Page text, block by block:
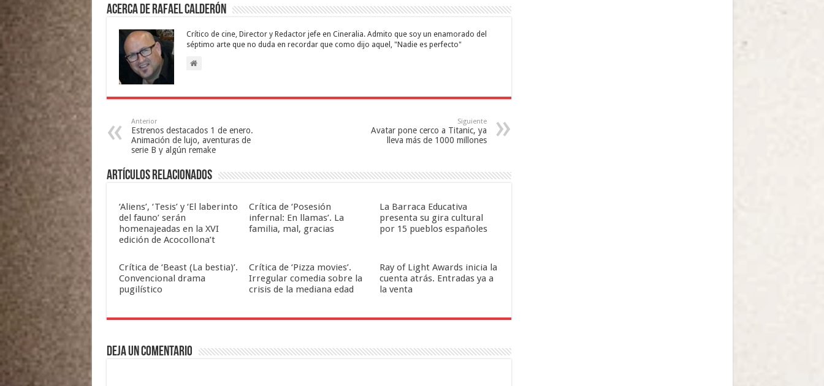
Acerca de Rafael Calderón
Crítico de cine, Director y Redactor jefe en Cineralia. Admito que soy un enamorado del
séptimo arte que no duda en recordar que como dijo aquel, "Nadie es perfecto"
Anterior
Estrenos destacados 1 de enero.
Animación de lujo, aventuras de
serie B y algún remake
Siguiente
Avatar pone cerco a Titanic, ya
lleva más de 1000 millones
Artículos relacionados
‘Aliens’, ‘Tesis’ y ‘El laberinto
del fauno’ serán
homenajeadas en la XVI
edición de Acocollona’t
Crítica de ‘Posesión
infernal: En llamas’. La
familia, mal, gracias
La Barraca Educativa
presenta su gira cultural
por 15 pueblos españoles
Crítica de ‘Beast (La bestia)’.
Convencional drama
pugilístico
Crítica de ‘Pizza movies’.
Irregular comedia sobre la
crisis de la mediana edad
Ray of Light Awards inicia la
cuenta atrás. Entradas ya a
la venta
Deja un comentario